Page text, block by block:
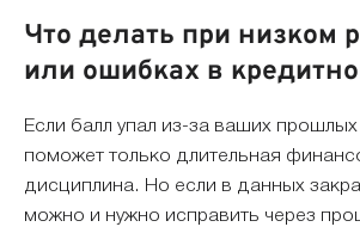
Что делать при низком
или ошибках в
Если балл упал из-за ваших
поможет только длительная
дисциплина. Но если в данных
можно и нужно исправить через